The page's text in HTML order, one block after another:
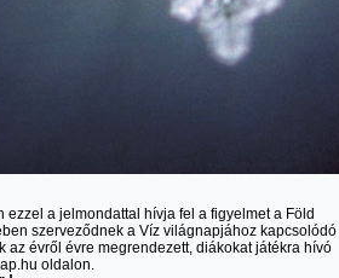
ezzel a jelmondattal hívja fel a figyelmet a Föld
szerveződnek a Víz világnapjához kapcsolódó
az évről évre megrendezett, diákokat játékra hívó
oldalon.